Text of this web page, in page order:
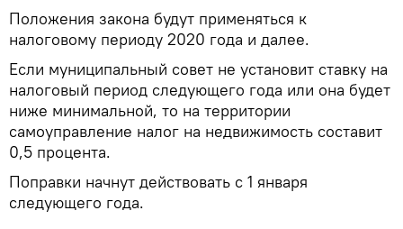
Положения закона будут применяться к
налоговому периоду 2020 года и далее.
Если муниципальный совет не установит ставку на
налоговый период следующего года или она будет
ниже минимальной, то на территории
самоуправление налог на недвижимость составит
0,5 процента.
Поправки начнут действовать с 1 января
следующего года.